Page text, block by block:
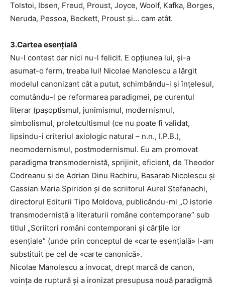
Tolstoi, Ibsen, Freud, Proust, Joyce, Woolf, Kafka, Borges,
Neruda, Pessoa, Beckett, Proust și… cam atât.
3.Cartea esențială
Nu-l contest dar nici nu-l felicit. E opțiunea lui, și-a
asumat-o ferm, treaba lui! Nicolae Manolescu a lărgit
modelul canonizant cât a putut, schimbându-i și înțelesul,
comutându-l pe reformarea paradigmei, pe curentul
literar (pașoptismul, junimismul, modernismul,
simbolismul, proletcultismul (ce nu poate fi validat,
lipsindu-i criteriul axiologic natural – n.n., I.P.B.),
neomodernismul, postmodernismul. Eu am promovat
paradigma transmodernistă, sprijinit, eficient, de Theodor
Codreanu și de Adrian Dinu Rachiru, Basarab Nicolescu și
Cassian Maria Spiridon și de scriitorul Aurel Ștefanachi,
directorul Editurii Tipo Moldova, publicându-mi „O istorie
transmodernistă a literaturii române contemporane” sub
titlul „Scriitori români contemporani și cărțile lor
esențiale” (unde prin conceptul de «carte esențială» l-am
substituit pe cel de «carte canonică».
Nicolae Manolescu a invocat, drept marcă de canon,
voința de ruptură și a ironizat presupusa nouă paradigmă